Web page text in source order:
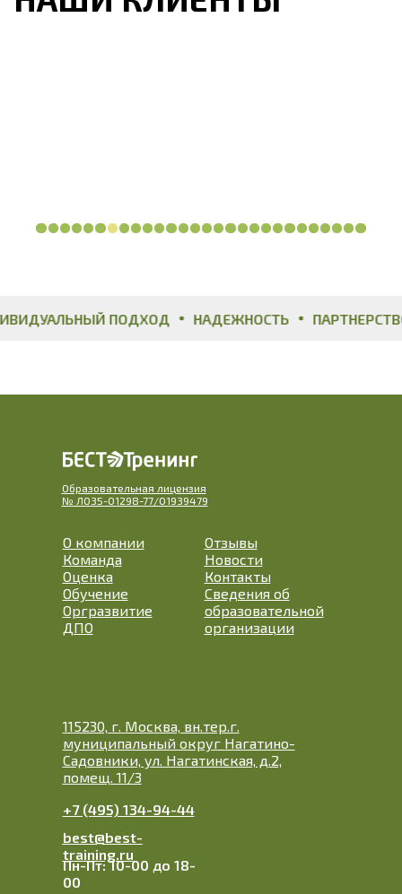
ПОДХОД НАДЕЖНОСТЬ ПАРТНЕРСТВО
115230, г. Москва, вн.тер.г.
муниципальный округ Нагатино-
Садовники, ул. Нагатинская, д.2,
помещ. 11/3
+7 (495) 134-94-44
best@best-
training.ru
Пн-Пт: 10-00 до 18-
00
Образовательная лицензия
№ Л035-01298-77/01939479
Отзывы
Новости
Контакты
Сведения об
образовательной
организации
О компании
Команда
Оценка
Обучение
Оргразвитие
ДПО